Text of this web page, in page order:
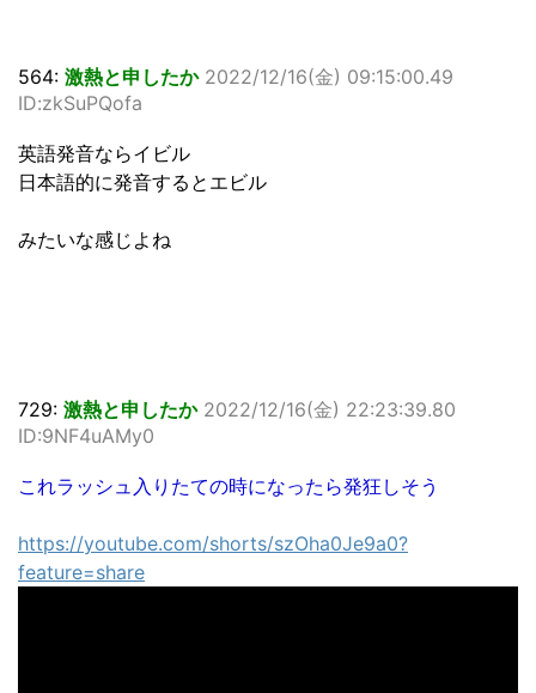
564: 激熱と申したか 2022/12/16(金) 09:15:00.49
ID:zkSuPQofa
英語発音ならイビル
日本語的に発音するとエビル
みたいな感じよね
729: 激熱と申したか 2022/12/16(金) 22:23:39.80
ID:9NF4uAMy0
これラッシュ入りたての時になったら発狂しそう
https://youtube.com/shorts/szOha0Je9a0?
feature=share